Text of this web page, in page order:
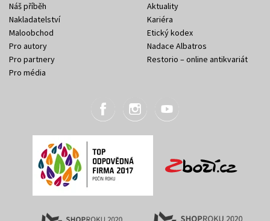
Náš příběh
Nakladatelství
Maloobchod
Pro autory
Pro partnery
Pro média
Aktuality
Kariéra
Etický kodex
Nadace Albatros
Restorio – online antikvariát